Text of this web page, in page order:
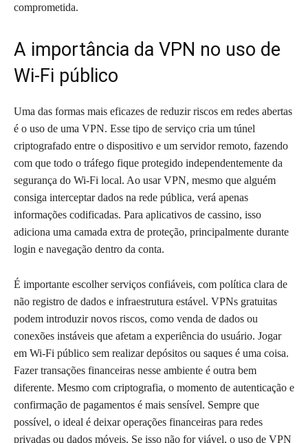
comprometida.
A importância da VPN no uso de
Wi-Fi público
Uma das formas mais eficazes de reduzir riscos em redes abertas
é o uso de uma VPN. Esse tipo de serviço cria um túnel
criptografado entre o dispositivo e um servidor remoto, fazendo
com que todo o tráfego fique protegido independentemente da
segurança do Wi-Fi local. Ao usar VPN, mesmo que alguém
consiga interceptar dados na rede pública, verá apenas
informações codificadas. Para aplicativos de cassino, isso
adiciona uma camada extra de proteção, principalmente durante
login e navegação dentro da conta.
É importante escolher serviços confiáveis, com política clara de
não registro de dados e infraestrutura estável. VPNs gratuitas
podem introduzir novos riscos, como venda de dados ou
conexões instáveis que afetam a experiência do usuário. Jogar
em Wi-Fi público sem realizar depósitos ou saques é uma coisa.
Fazer transações financeiras nesse ambiente é outra bem
diferente. Mesmo com criptografia, o momento de autenticação e
confirmação de pagamentos é mais sensível. Sempre que
possível, o ideal é deixar operações financeiras para redes
privadas ou dados móveis. Se isso não for viável, o uso de VPN